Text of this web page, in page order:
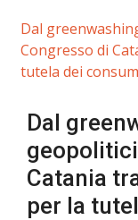
Dal
Congresso di
tutela dei
Dal
Catania
per la